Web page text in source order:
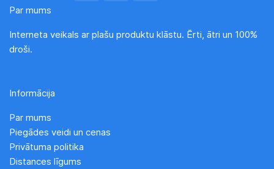
Par mums
Interneta veikals ar plašu produktu klāstu. Ērti, ātri un 100%
droši.
Informācija
Par mums
Piegādes veidi un cenas
Privātuma politika
Distances līgums